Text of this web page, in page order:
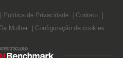
Política de Privacidade
Contato
Mulher Configuração de cookies